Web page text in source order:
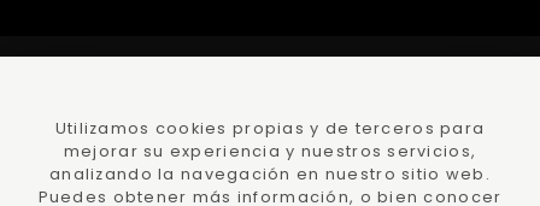
Polí­ticaPrivacidady Protección datos
Polí­tica de cookies Condiciones Compra
Ayuda -Faqs Declaración de accesibilidad Lumedia
Utilizamos cookies propias y de terceros para
mejorar su experiencia y nuestros servicios,
analizando la navegación en nuestro sitio web.
Puedes obtener más información, o bien conocer